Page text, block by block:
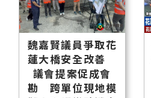
魏嘉賢議員爭取花
蓮大橋安全改善
議會提案促成會
勘 跨單位現地模